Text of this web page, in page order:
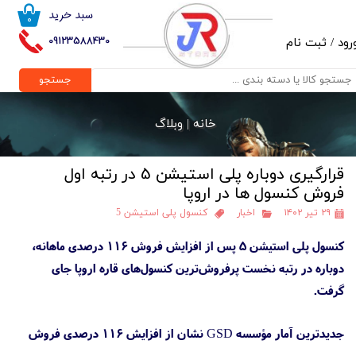
09123588430
۰ سبد خرید
/ ثبت نام
حساب کاربری من
تغییر گذر واژه
خروج از حساب کاربری
جستجو
خانه |وبلاگ
قرارگیری دوباره پلی استیشن 5 در رتبه اول
فروش کنسول ها در اروپا
۲۹ تیر ۱۴۰۲ اخبار کنسول پلی استیشن 5
کنسول پلی استیشن 5 پس از افزایش فروش ۱۱۶ درصدی ماهانه،
دوباره در رتبه نخست پرفروش‌ترین کنسول‌های قاره اروپا جای
گرفت.
جدیدترین آمار مؤسسه GSD نشان از افزایش ۱۱۶ درصدی فروش